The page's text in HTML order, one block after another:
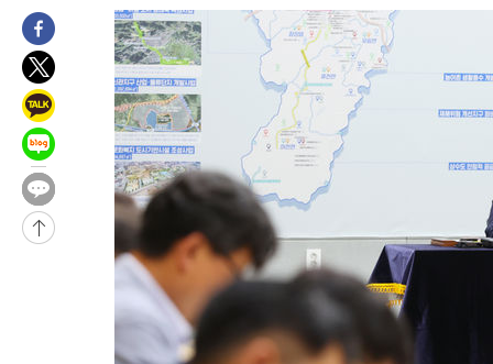
-29972초 전 >
[속보]산업장관 "李정부, 원전 반대 안해…안정 전력 위해 불
-28669초 전 >
[속보]경찰, '홍명보 선임 논란' 대한축구협회·축구회관 등 압
-28056초 전 >
[속보]산업장관 "美무역법 제301조 과잉생산 결과 발표 8월
-27849초 전 >
[속보]코스피 매도사이드카 발동…4%대 급락
-27121초 전 >
[속보]전남광주 초대 시민추천 부시장에 백승주·윤난실
-24682초 전 >
서울 열대야 15일째 지속…비공식 '초열대야' 30도 넘어
-23249초 전 >
[속보]코스닥, 2.15포인트(0.27%) 내린 797.44 출발
-23232초 전 >
[속보]코스피, 119.51포인트(1.81%) 내린 6478.75 개장
6월 경상수지 497.3억 달러…두 달 연속 사상 최대
서울 낮 39도 '폭염중대경보'…40도 관측 가능성도
미 워싱턴주 스포캔 시의 통제불능 3개 산불, 방화선 일부 구축